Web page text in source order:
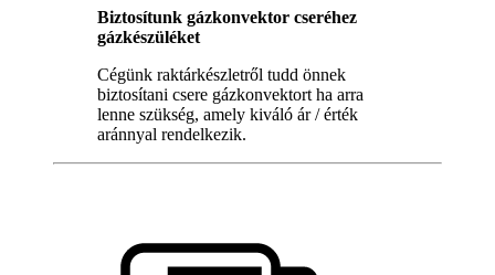
Biztosítunk gázkonvektor cseréhez
gázkészüléket
Cégünk raktárkészletről tudd önnek
biztosítani csere gázkonvektort ha arra
lenne szükség, amely kiváló ár / érték
aránnyal rendelkezik.